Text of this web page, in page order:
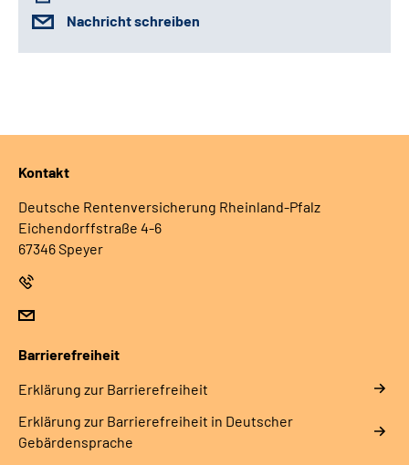
Nachricht schreiben
Kontakt
Deutsche Rentenversicherung Rheinland-Pfalz
Eichendorffstraße 4-6
67346 Speyer
Barrierefreiheit
Erklärung zur Barrierefreiheit
Erklärung zur Barrierefreiheit in Deutscher
Gebärdensprache